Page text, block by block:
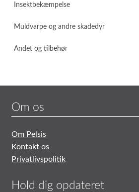
Insektbekæmpelse
Muldvarpe og andre skadedyr
Andet og tilbehør
Om os
Om Pelsis
Kontakt os
Privatlivspolitik
Hold dig opdateret